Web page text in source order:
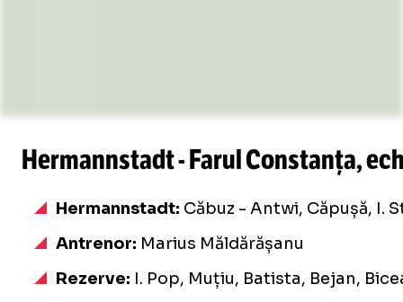
Hermannstadt - Farul Constanța,
Hermannstadt: Căbuz - Antwi, Căpușă, I.
Antrenor: Marius Măldărășanu
Rezerve: I. Pop, Muțiu, Batista, Bejan,